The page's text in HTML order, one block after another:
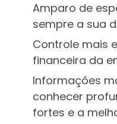
Amparo de
sempre a sua
Controle mais
financeira da
Informações
conhecer
fortes e a